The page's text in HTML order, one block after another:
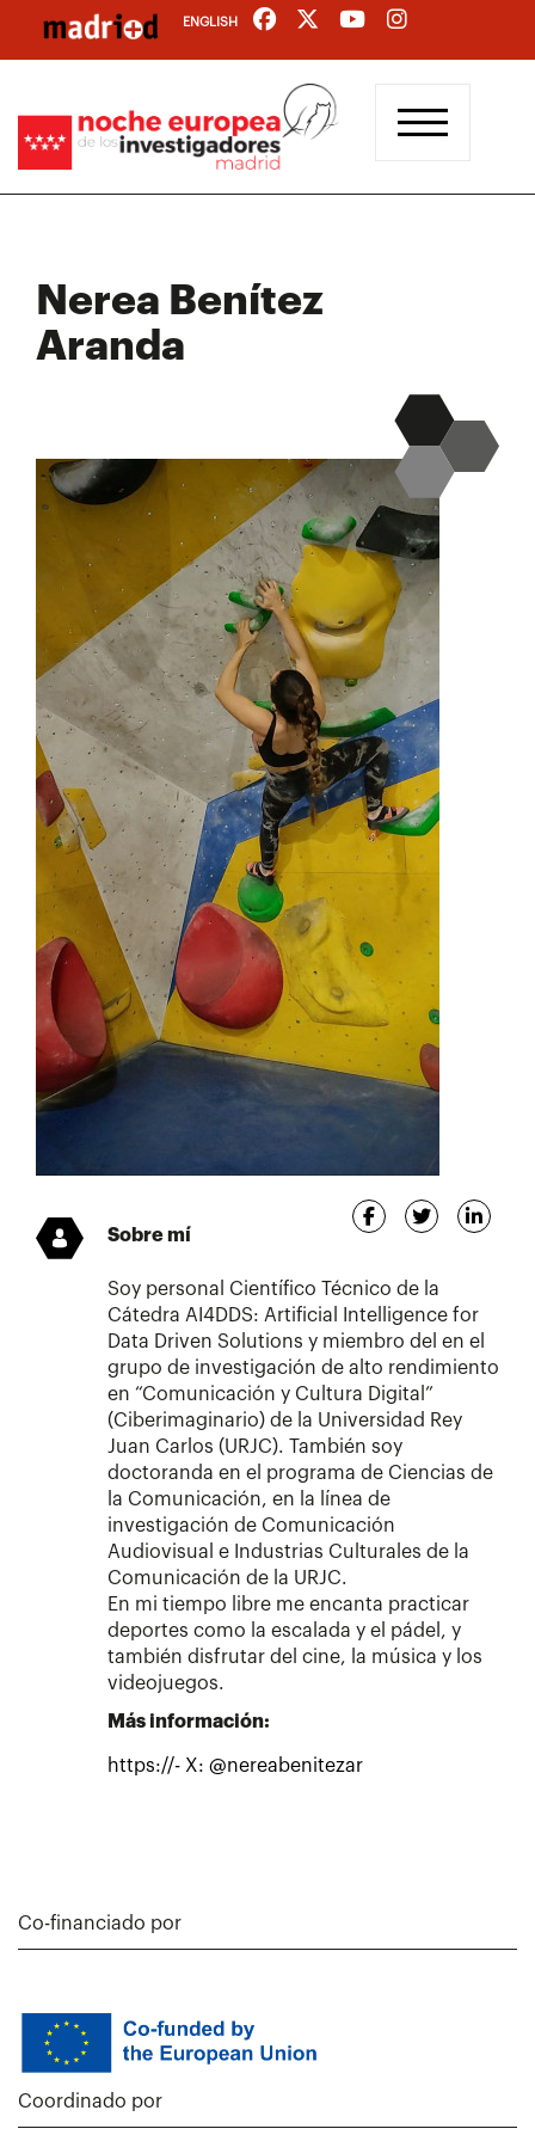
contenido
ENGLISH
Nerea Benítez
Aranda
Sobre mí
Soy personal Científico Técnico de la
Cátedra AI4DDS: Artificial Intelligence for
Data Driven Solutions y miembro del en el
grupo de investigación de alto rendimiento
en “Comunicación y Cultura Digital”
(Ciberimaginario) de la Universidad Rey
Juan Carlos (URJC). También soy
doctoranda en el programa de Ciencias de
la Comunicación, en la línea de
investigación de Comunicación
Audiovisual e Industrias Culturales de la
Comunicación de la URJC.
En mi tiempo libre me encanta practicar
deportes como la escalada y el pádel, y
también disfrutar del cine, la música y los
videojuegos.
Más información:
https://- X: @nereabenitezar
Co-financiado por
Coordinado por